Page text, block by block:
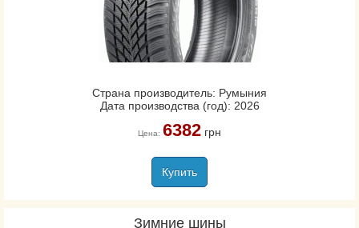
Страна производитель: Румыния
Дата производства (год): 2026
Цена: 6382грн
Купить
Зимние шины